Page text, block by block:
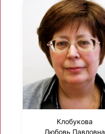
Клобукова
Любовь Павловна